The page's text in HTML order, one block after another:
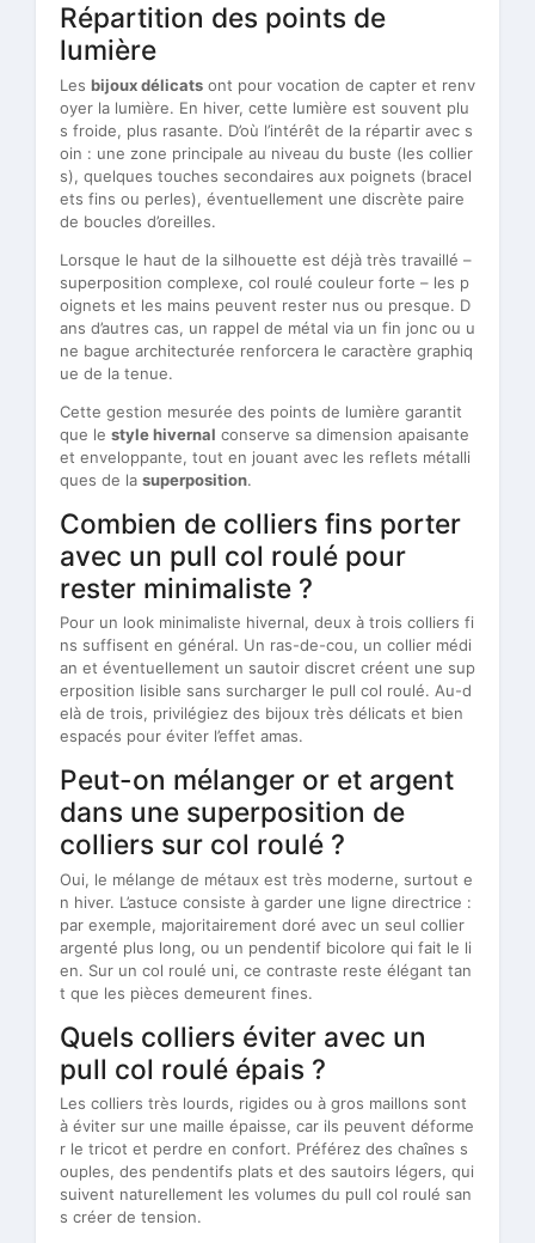
Répartition des points de
lumière
Les bijoux délicats ont pour vocation de capter et renv
oyer la lumière. En hiver, cette lumière est souvent plu
s froide, plus rasante. D’où l’intérêt de la répartir avec s
oin : une zone principale au niveau du buste (les collier
s), quelques touches secondaires aux poignets (bracel
ets fins ou perles), éventuellement une discrète paire
de boucles d’oreilles.
Lorsque le haut de la silhouette est déjà très travaillé –
superposition complexe, col roulé couleur forte – les p
oignets et les mains peuvent rester nus ou presque. D
ans d’autres cas, un rappel de métal via un fin jonc ou u
ne bague architecturée renforcera le caractère graphiq
ue de la tenue.
Cette gestion mesurée des points de lumière garantit
que le style hivernal conserve sa dimension apaisante
et enveloppante, tout en jouant avec les reflets métalli
ques de la superposition.
Combien de colliers fins porter
avec un pull col roulé pour
rester minimaliste ?
Pour un look minimaliste hivernal, deux à trois colliers fi
ns suffisent en général. Un ras-de-cou, un collier médi
an et éventuellement un sautoir discret créent une sup
erposition lisible sans surcharger le pull col roulé. Au-d
elà de trois, privilégiez des bijoux très délicats et bien
espacés pour éviter l’effet amas.
Peut-on mélanger or et argent
dans une superposition de
colliers sur col roulé ?
Oui, le mélange de métaux est très moderne, surtout e
n hiver. L’astuce consiste à garder une ligne directrice :
par exemple, majoritairement doré avec un seul collier
argenté plus long, ou un pendentif bicolore qui fait le li
en. Sur un col roulé uni, ce contraste reste élégant tan
t que les pièces demeurent fines.
Quels colliers éviter avec un
pull col roulé épais ?
Les colliers très lourds, rigides ou à gros maillons sont
à éviter sur une maille épaisse, car ils peuvent déforme
r le tricot et perdre en confort. Préférez des chaînes s
ouples, des pendentifs plats et des sautoirs légers, qui
suivent naturellement les volumes du pull col roulé san
s créer de tension.